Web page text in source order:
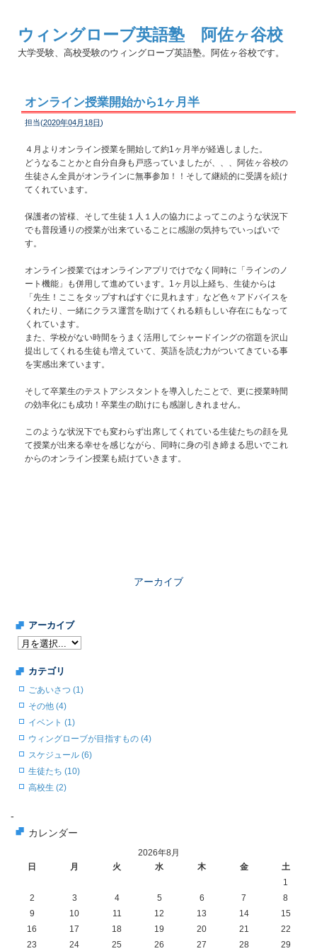
ウィングローブ英語塾 阿佐ヶ谷校
大学受験、高校受験のウィングローブ英語塾。阿佐ヶ谷校です。
オンライン授業開始から1ヶ月半
担当(2020年04月18日)
４月よりオンライン授業を開始して約1ヶ月半が経過しました。
どうなることかと自分自身も戸惑っていましたが、、、阿佐ヶ谷校の
生徒さん全員がオンラインに無事参加！！そして継続的に受講を続け
てくれています。
保護者の皆様、そして生徒１人１人の協力によってこのような状況下
でも普段通りの授業が出来ていることに感謝の気持ちでいっぱいで
す。
オンライン授業ではオンラインアプリでけでなく同時に「ラインのノ
ート機能」も併用して進めています。1ヶ月以上経ち、生徒からは
「先生！ここをタップすればすぐに見れます」など色々アドバイスを
くれたり、一緒にクラス運営を助けてくれる頼もしい存在にもなって
くれています。
また、学校がない時間をうまく活用してシャードイングの宿題を沢山
提出してくれる生徒も増えていて、英語を読む力がついてきている事
を実感出来ています。
そして卒業生のテストアシスタントを導入したことで、更に授業時間
の効率化にも成功！卒業生の助けにも感謝しきれません。
このような状況下でも変わらず出席してくれている生徒たちの顔を見
て授業が出来る幸せを感じながら、同時に身の引き締まる思いでこれ
からのオンライン授業も続けていきます。
アーカイブ
アーカイブ
カテゴリ
ごあいさつ (1)
その他 (4)
イベント (1)
ウィングローブが目指すもの (4)
スケジュール (6)
生徒たち (10)
高校生 (2)
-
カレンダー
2026年8月
日
月 火 水 木 金
土
1
2
3 4 5 6 7
8
9
10 11 12 13 14
15
16
17 18 19 20 21
22
23
24 25 26 27 28 29